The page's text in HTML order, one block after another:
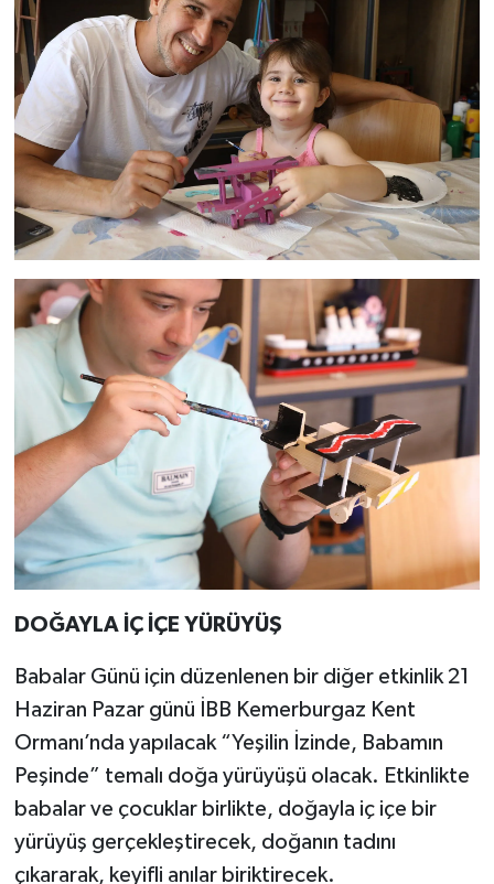
DOĞAYLA İÇ İÇE YÜRÜYÜŞ
Babalar Günü için düzenlenen bir diğer etkinlik 21
Haziran Pazar günü İBB Kemerburgaz Kent
Ormanı’nda yapılacak “Yeşilin İzinde, Babamın
Peşinde” temalı doğa yürüyüşü olacak. Etkinlikte
babalar ve çocuklar birlikte, doğayla iç içe bir
yürüyüş gerçekleştirecek, doğanın tadını
çıkararak, keyifli anılar biriktirecek.